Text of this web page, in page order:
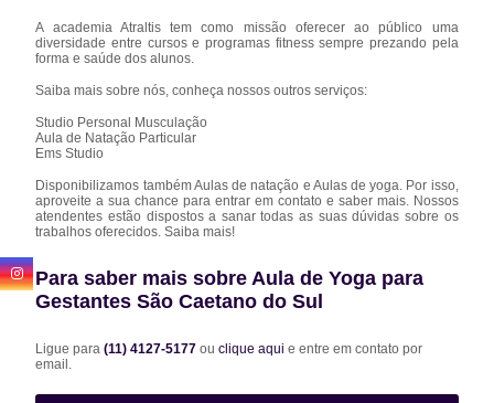
A academia Atraltis tem como missão oferecer ao público uma
diversidade entre cursos e programas fitness sempre prezando pela
forma e saúde dos alunos.
Saiba mais sobre nós, conheça nossos outros serviços:
Studio Personal Musculação
Aula de Natação Particular
Ems Studio
Disponibilizamos também Aulas de natação e Aulas de yoga. Por isso,
aproveite a sua chance para entrar em contato e saber mais. Nossos
atendentes estão dispostos a sanar todas as suas dúvidas sobre os
trabalhos oferecidos. Saiba mais!
Para saber mais sobre Aula de Yoga para
Gestantes São Caetano do Sul
Ligue para(11) 4127-5177ouclique aqui e entre em contato por
email.